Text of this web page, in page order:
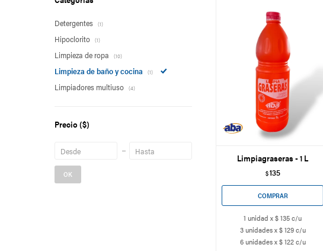
Limpiagraseras - 1 L
$135
1 unidad x $ 135 c/u
3 unidades x $ 129 c/u
6 unidades x $ 122 c/u
Detergentes (1)
Hipoclorito (1)
Limpieza de ropa (10)
Limpieza de baño y cocina (1)
Limpiadores multiuso (4)
Precio($)
OK